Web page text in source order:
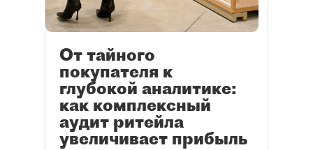
От тайного
покупателя к
глубокой аналитике:
как комплексный
аудит ритейла
увеличивает прибыль